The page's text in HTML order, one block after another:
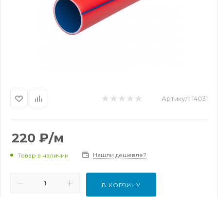
Артикул: 14031
220 ₽/м
Товар в наличии Нашли дешевле?
В КОРЗИНУ